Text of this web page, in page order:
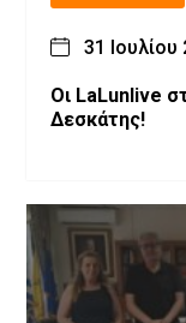
31 Ιουλίου
Οι LaLunlive
Δεσκάτης!